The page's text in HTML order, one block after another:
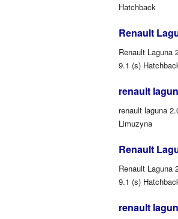
Hatchback
Renault
Renault Laguna
9.1 (s)
renault
renault laguna
Limuzyna
Renault
Renault Laguna
9.1 (s)
renault